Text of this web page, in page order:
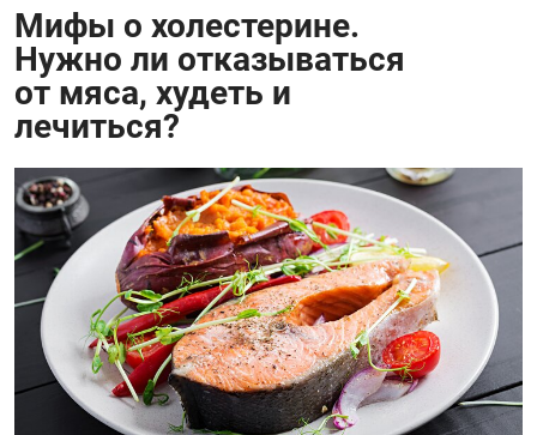
Мифы о холестерине.
Нужно ли отказываться
от мяса, худеть и
лечиться?